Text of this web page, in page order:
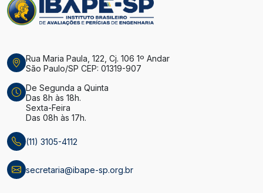
Rua Maria Paula, 122, Cj. 106 1º Andar
São Paulo/SP CEP: 01319-907
De Segunda a Quinta
Das 8h às 18h.
Sexta-Feira
Das 08h às 17h.
(11) 3105-4112
secretaria@ibape-sp.org.br